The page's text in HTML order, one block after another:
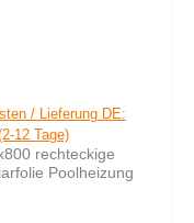
/ Lieferung DE:
12 Tage)
rechteckige
Poolheizung